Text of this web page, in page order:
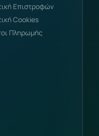
Επιστροφών
Cookies
Πληρωμής